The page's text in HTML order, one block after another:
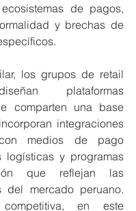
de pagos,
y brechas de
los grupos de retail
plataformas
comparten una base
integraciones
medios de pago
logísticas y programas
que reflejan las
del mercado peruano.
en este